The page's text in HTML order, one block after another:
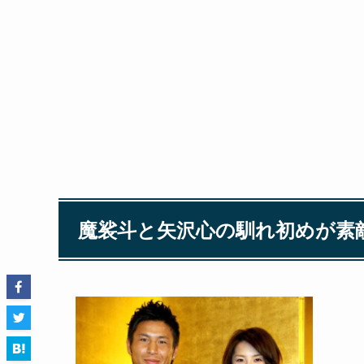
魔裟斗と矢沢心の馴れ初めが素